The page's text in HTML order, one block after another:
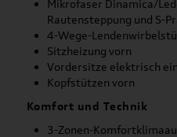
Mikrofaser Dinamica/
Rautensteppung und S-
4-Wege-
Sitzheizung vorn
Vordersitze elektrisch
Kopfstützen vorn
Komfort und Technik
3-Zonen-